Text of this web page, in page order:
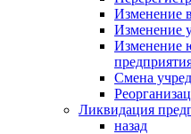
Изменение
Изменение
Изменение
Смена
Ликвидация
назад